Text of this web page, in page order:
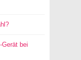
Gerät bei